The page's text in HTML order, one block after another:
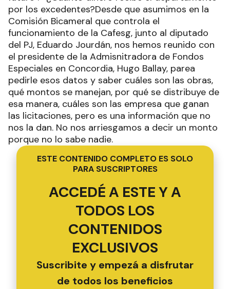
por los excedentes?Desde que asumimos en la
Comisión Bicameral que controla el
funcionamiento de la Cafesg, junto al diputado
del PJ, Eduardo Jourdán, nos hemos reunido con
el presidente de la Admisnitradora de Fondos
Especiales en Concordia, Hugo Ballay, parea
pedirle esos datos y saber cuáles son las obras,
qué montos se manejan, por qué se distribuye de
esa manera, cuáles son las empresa que ganan
las licitaciones, pero es una información que no
nos la dan. No nos arriesgamos a decir un monto
porque no lo sabe nadie.
ESTE CONTENIDO COMPLETO ES SOLO
PARA SUSCRIPTORES
ACCEDÉ A ESTE Y A
TODOS LOS
CONTENIDOS
EXCLUSIVOS
Suscribite y empezá a disfrutar
de todos los beneficios